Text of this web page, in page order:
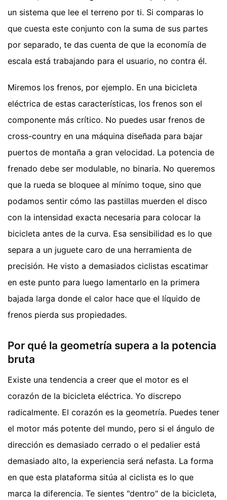
un sistema que lee el terreno por ti. Si comparas lo
que cuesta este conjunto con la suma de sus partes
por separado, te das cuenta de que la economía de
escala está trabajando para el usuario, no contra él.
Miremos los frenos, por ejemplo. En una bicicleta
eléctrica de estas características, los frenos son el
componente más crítico. No puedes usar frenos de
cross-country en una máquina diseñada para bajar
puertos de montaña a gran velocidad. La potencia de
frenado debe ser modulable, no binaria. No queremos
que la rueda se bloquee al mínimo toque, sino que
podamos sentir cómo las pastillas muerden el disco
con la intensidad exacta necesaria para colocar la
bicicleta antes de la curva. Esa sensibilidad es lo que
separa a un juguete caro de una herramienta de
precisión. He visto a demasiados ciclistas escatimar
en este punto para luego lamentarlo en la primera
bajada larga donde el calor hace que el líquido de
frenos pierda sus propiedades.
Por qué la geometría supera a la potencia
bruta
Existe una tendencia a creer que el motor es el
corazón de la bicicleta eléctrica. Yo discrepo
radicalmente. El corazón es la geometría. Puedes tener
el motor más potente del mundo, pero si el ángulo de
dirección es demasiado cerrado o el pedalier está
demasiado alto, la experiencia será nefasta. La forma
en que esta plataforma sitúa al ciclista es lo que
marca la diferencia. Te sientes "dentro" de la bicicleta,